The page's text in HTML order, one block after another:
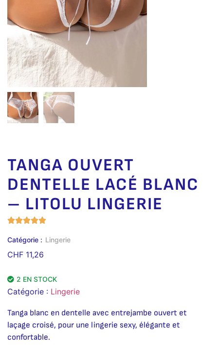
TANGA OUVERT
DENTELLE LACÉ BLANC
– LITOLU LINGERIE
Catégorie : Lingerie
CHF 11,26
2 EN STOCK
Catégorie : Lingerie
Tanga blanc en dentelle avec entrejambe ouvert et
laçage croisé, pour une lingerie sexy, élégante et
confortable.